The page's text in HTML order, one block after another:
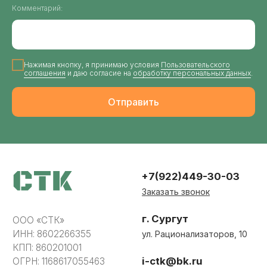
Комментарий:
Нажимая кнопку, я принимаю условия Пользовательского
соглашения и даю согласие на обработку персональных данных
Отправить